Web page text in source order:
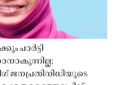
പാർട്ടി
ജനപ്രതിനിധിയുടെ